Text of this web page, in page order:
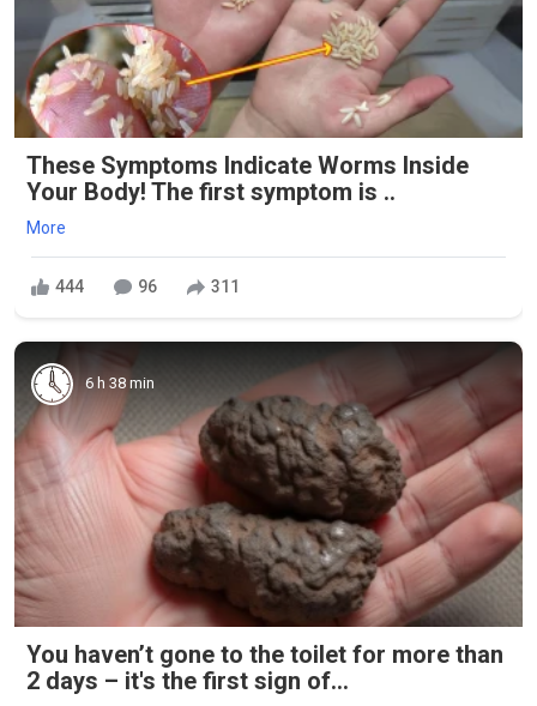
These Symptoms Indicate Worms Inside
Your Body! The first symptom is ..
More
444 96 311
6 h 38 min
You haven’t gone to the toilet for more than
2 days – it's the first sign of...